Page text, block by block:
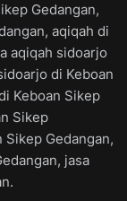
Gedangan,
aqiqah di
aqiqah sidoarjo
di Keboan
Keboan Sikep
Sikep
Sikep Gedangan,
jasa